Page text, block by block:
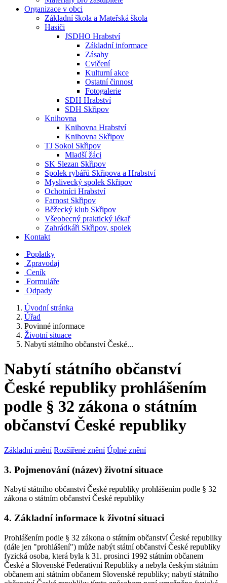
Organizace v obci
Základní škola a Mateřská škola
Hasiči
JSDHO Hrabství
Základní informace
Zásahy
Cvičení
Kulturní akce
Ostatní činnost
Fotogalerie
SDH Hrabství
SDH Skřipov
Knihovna
Knihovna Hrabství
Knihovna Skřipov
TJ Sokol Skřipov
Mladší žáci
SK Slezan Skřipov
Spolek rybářů Skřipova a Hrabství
Myslivecký spolek Skřipov
Ochotníci Hrabství
Farnost Skřipov
Běžecký klub Skřipov
Všeobecný praktický lékař
Zahrádkáři Skřipov, spolek
Kontakt
Poplatky
Zpravodaj
Ceník
Formuláře
Odpady
Úvodní stránka
Úřad
Povinné informace
Životní situace
Nabytí státního občanství České...
Nabytí státního občanství
České republiky prohlášením
podle § 32 zákona o státním
občanství České republiky
Základní znění Rozšířené znění Úplné znění
3. Pojmenování (název) životní situace
Nabytí státního občanství České republiky prohlášením podle § 32
zákona o státním občanství České republiky
4. Základní informace k životní situaci
Prohlášením podle § 32 zákona o státním občanství České republiky
(dále jen "prohlášení") může nabýt státní občanství České republiky
fyzická osoba, která byla k 31. prosinci 1992 státním občanem
České a Slovenské Federativní Republiky a nebyla českým státním
občanem ani státním občanem Slovenské republiky; nabytí státního